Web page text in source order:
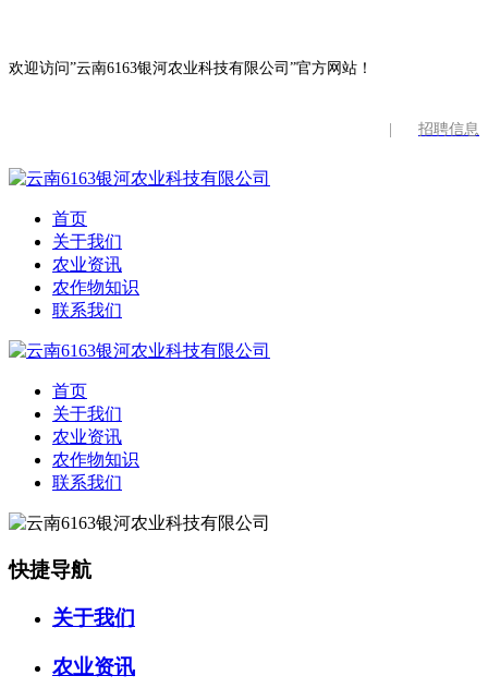
欢迎访问”云南6163银河农业科技有限公司”官方网站！
招聘信息
首页
关于我们
农业资讯
农作物知识
联系我们
首页
关于我们
农业资讯
农作物知识
联系我们
快捷导航
关于我们
农业资讯